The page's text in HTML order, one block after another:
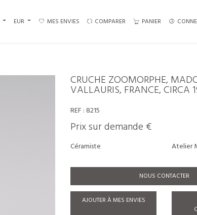
EUR MES ENVIES COMPARER PANIER
CRUCHE ZOOMORPHE,
VALLAURIS, FRANCE, CIRCA
REF : 8215
Prix sur demande €
Céramiste Atelier
NOUS CONTACTER
AJOUTER À MES ENVIES